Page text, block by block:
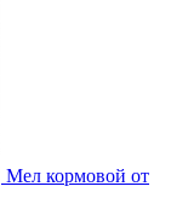
Мел кормовой от